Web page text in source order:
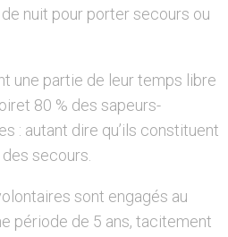
nuit pour porter secours ou
une partie de leur temps libre
80 % des sapeurs-
: autant dire qu’ils constituent
des secours.
sont engagés au
période de 5 ans, tacitement